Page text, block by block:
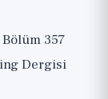
357
Dergisi